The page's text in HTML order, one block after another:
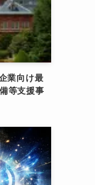
業向け最
等支援事